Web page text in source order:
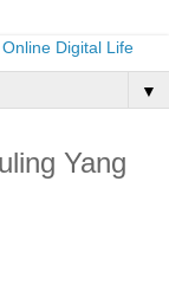
▼
Yang